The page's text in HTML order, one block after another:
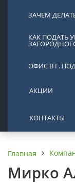
ЗАЧЕМ
КАК ПОДАТЬ
ОФИС В Г.
АКЦИИ
КОНТАКТЫ
Главная
Мирко